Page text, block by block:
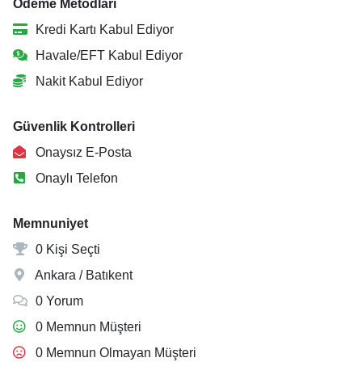
Ödeme Metodları
Kredi Kartı Kabul Ediyor
Havale/EFT Kabul Ediyor
Nakit Kabul Ediyor
Güvenlik Kontrolleri
Onaysız E-Posta
Onaylı Telefon
Memnuniyet
0 Kişi Seçti
Ankara / Batıkent
0 Yorum
0 Memnun Müşteri
0 Memnun Olmayan Müşteri